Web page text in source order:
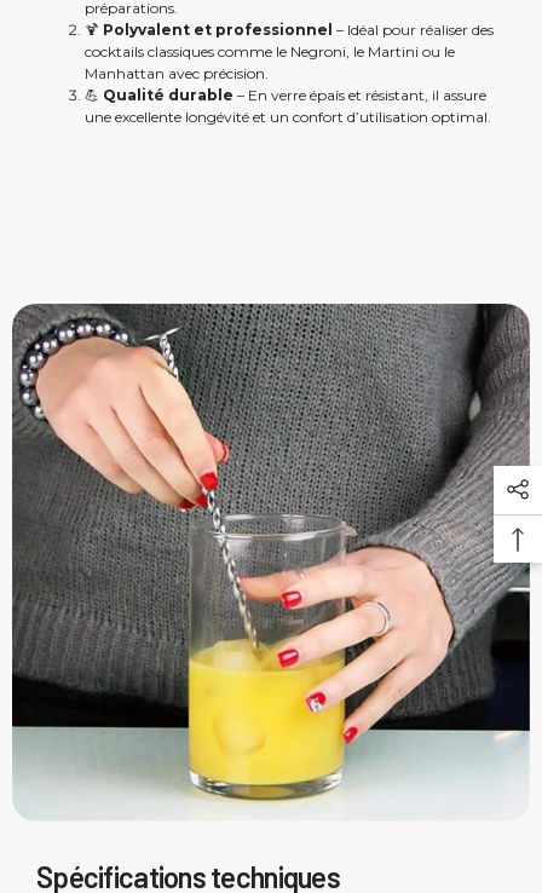
préparations.
🍹 Polyvalent et professionnel – Idéal pour réaliser des
cocktails classiques comme le Negroni, le Martini ou le
Manhattan avec précision.
💪 Qualité durable – En verre épais et résistant, il assure
une excellente longévité et un confort d’utilisation optimal.
Spécifications techniques